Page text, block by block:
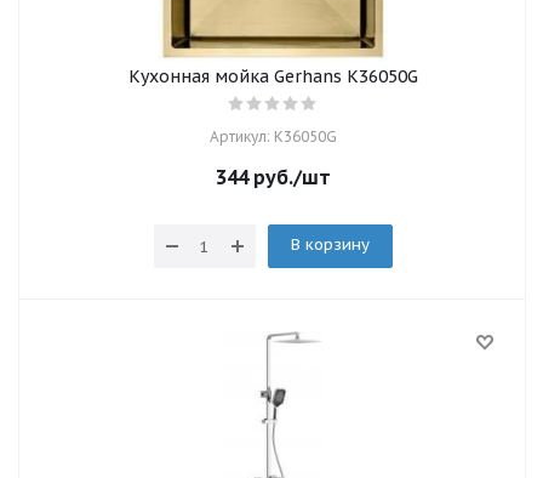
Кухонная мойка Gerhans K36050G
Артикул: K36050G
344руб./шт
В корзину